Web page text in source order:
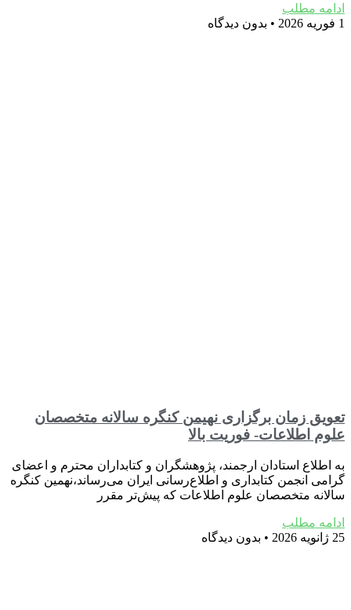
ادامه مطلب
1 فوریه 2026
بدون دیدگاه
تعویق زمان برگزاری نهیمن کنگره سالانه متخصصان
علوم اطلاعات- فوریت بالا
به اطلاع استادان ارجمند، پژوهشگران و کتابداران محترم و اعضای
گرامی انجمن کتابداری و اطلاع‌رسانی ایران می‌رساند،نهمین کنگره
سالانه متخصصان علوم اطلاعات که پیش‌تر مقرر
ادامه مطلب
25 ژانویه 2026
بدون دیدگاه